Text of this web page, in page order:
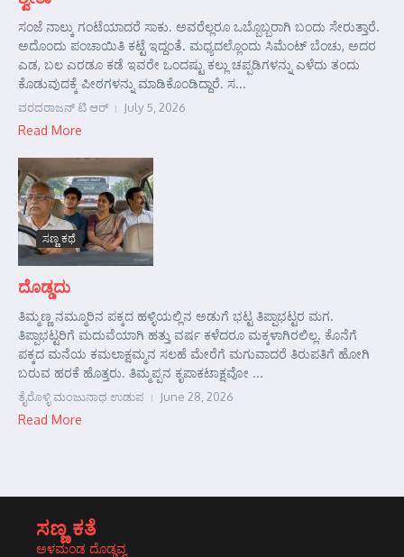
ಸಂಜೆ ನಾಲ್ಕು ಗಂಟೆಯಾದರೆ ಸಾಕು. ಅವರೆಲ್ಲರೂ ಒಬ್ಬೊಬ್ಬರಾಗಿ ಬಂದು ಸೇರುತ್ತಾರೆ.
ಅದೊಂದು ಪಂಚಾಯಿತಿ ಕಟ್ಟೆ ಇದ್ದಂತೆ. ಮಧ್ಯದಲ್ಲೊಂದು ಸಿಮೆಂಟ್ ಬೆಂಚು, ಅದರ
ಎಡ, ಬಲ ಎರಡೂ ಕಡೆ ಇವರೇ ಒಂದಷ್ಟು ಕಲ್ಲು ಚಪ್ಪಡಿಗಳನ್ನು ಎಳೆದು ತಂದು
ಕೊಡುವುದಕ್ಕೆ ಪೀಠಗಳನ್ನು ಮಾಡಿಕೊಂಡಿದ್ದಾರೆ. ಸ...
ವರದರಾಜನ್ ಟಿ ಆರ್ July 5, 2026
Read More
ಸಣ್ಣ ಕಥೆ
ದೊಡ್ಡದು
ತಿಮ್ಮಣ್ಣ ನಮ್ಮೂರಿನ ಪಕ್ಕದ ಹಳ್ಳಿಯಲ್ಲಿನ ಅಡುಗೆ ಭಟ್ಟ ತಿಪ್ಪಾಭಟ್ಟರ ಮಗ.
ತಿಪ್ಪಾಭಟ್ಟರಿಗೆ ಮದುವೆಯಾಗಿ ಹತ್ತು ವರ್ಷ ಕಳೆದರೂ ಮಕ್ಕಳಾಗಿರಲಿಲ್ಲ. ಕೊನೆಗೆ
ಪಕ್ಕದ ಮನೆಯ ಕಮಲಾಕ್ಷಮ್ಮನ ಸಲಹೆ ಮೇರೆಗೆ ಮಗುವಾದರೆ ತಿರುಪತಿಗೆ ಹೋಗಿ
ಬರುವ ಹರಕೆ ಹೊತ್ತರು. ತಿಮ್ಮಪ್ಪನ ಕೃಪಾಕಟಾಕ್ಷವೋ ...
ತೈರೊಳ್ಳಿ ಮಂಜುನಾಥ ಉಡುಪ June 28, 2026
Read More
ಸಣ್ಣ ಕತೆ
ಅಳಮಂಡ ದೊಡ್ಡವ್ವ